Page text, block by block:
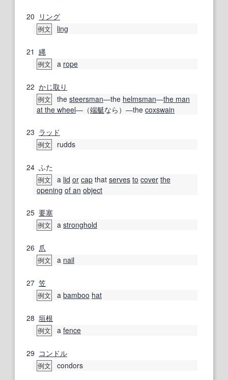
20 リング
例文 ling
21 縄
例文 a rope
22 かじ取り
例文 the steersman―the helmsman―the man
at the wheel―（端艇なら）―the coxswain
23 ラッド
例文 rudds
24 ふた
例文 a lid or cap that serves to cover the
opening of an object
25 要塞
例文 a stronghold
26 爪
例文 a nail
27 笠
例文 a bamboo hat
28 垣根
例文 a fence
29 コンドル
例文 condors